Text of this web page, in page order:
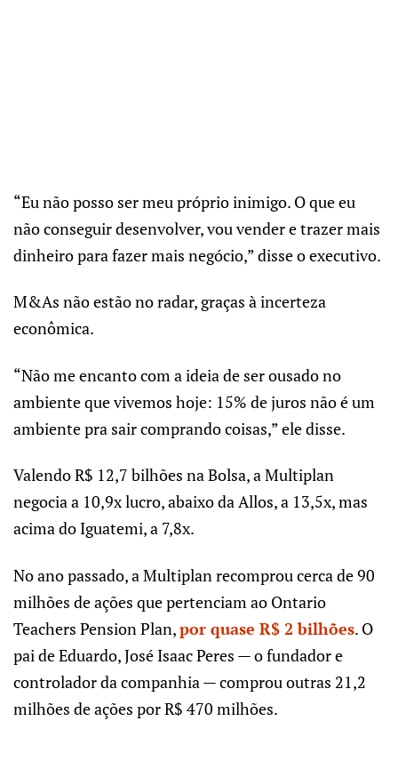
“Eu não posso ser meu próprio inimigo. O que eu
não conseguir desenvolver, vou vender e trazer mais
dinheiro para fazer mais negócio,” disse o executivo.
M&As não estão no radar, graças à incerteza
econômica.
“Não me encanto com a ideia de ser ousado no
ambiente que vivemos hoje: 15% de juros não é um
ambiente pra sair comprando coisas,” ele disse.
Valendo R$ 12,7 bilhões na Bolsa, a Multiplan
negocia a 10,9x lucro, abaixo da Allos, a 13,5x, mas
acima do Iguatemi, a 7,8x.
No ano passado, a Multiplan recomprou cerca de 90
milhões de ações que pertenciam ao Ontario
Teachers Pension Plan,por quase R$ 2 bilhões. O
pai de Eduardo, José Isaac Peres — o fundador e
controlador da companhia — comprou outras 21,2
milhões de ações por R$ 470 milhões.